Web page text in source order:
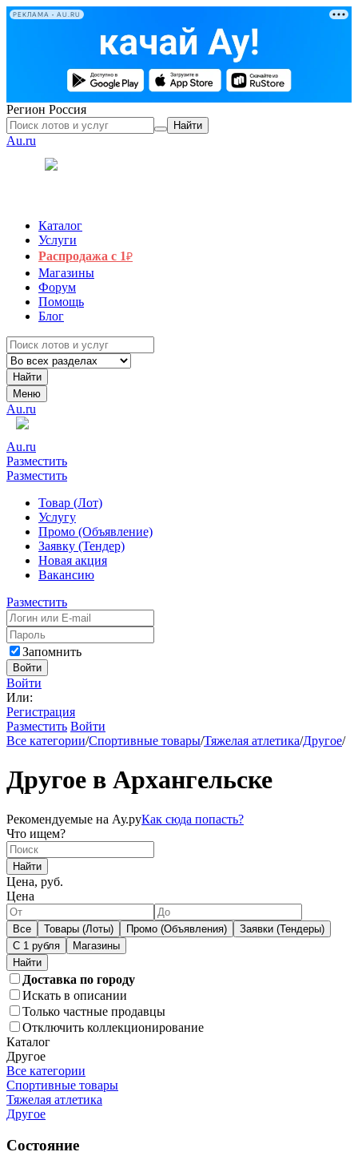
РЕКЛАМА • AU.RU
Регион Россия
Найти
Au.ru
Каталог
Услуги
Распродажа с 1₽
Магазины
Форум
Помощь
Блог
Найти
Меню
Au.ru
Au.ru
Разместить
Разместить
Товар (Лот)
Услугу
Промо (Объявление)
Заявку (Тендер)
Новая акция
Вакансию
Разместить
Запомнить
Войти
Войти
Или:
Регистрация
Разместить Войти
Все категории/Спортивные товары/Тяжелая атлетика/Другое/
Другое в Архангельске
Рекомендуемые на Ау.руКак сюда попасть?
Что ищем?
Найти
Цена, руб.
Цена
Все Товары (Лоты) Промо (Объявления)
Заявки (Тендеры)
С 1 рубля
Магазины
Доставка по городу
Искать в описании
Только частные продавцы
Отключить коллекционирование
Каталог
Другое
Все категории
Спортивные товары
Тяжелая атлетика
Другое
Состояние